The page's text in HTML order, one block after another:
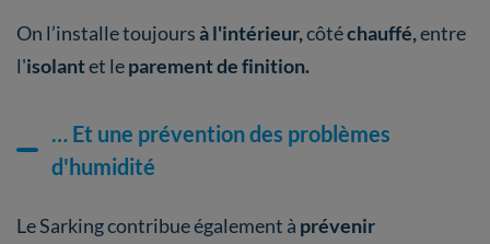
On l’installe toujoursà l'intérieur,côtéchauffé,entre
l'isolantet leparement de finition.
… Et une prévention des problèmes
d'humidité
Le Sarking contribue également à prévenir